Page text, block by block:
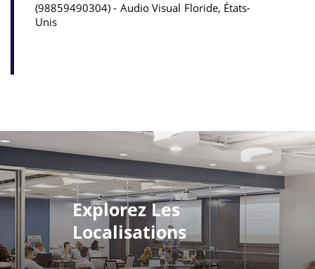
98859490304 Audio Visual Floride, États-
Unis
Explorez Les
Localisations